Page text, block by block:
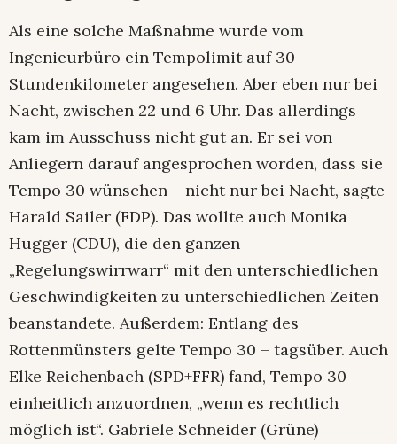
Als eine solche Maßnahme wurde vom
Ingenieurbüro ein Tempolimit auf 30
Stundenkilometer angesehen. Aber eben nur bei
Nacht, zwischen 22 und 6 Uhr. Das allerdings
kam im Ausschuss nicht gut an. Er sei von
Anliegern darauf angesprochen worden, dass sie
Tempo 30 wünschen – nicht nur bei Nacht, sagte
Harald Sailer (FDP). Das wollte auch Monika
Hugger (CDU), die den ganzen
„Regelungswirrwarr“ mit den unterschiedlichen
Geschwindigkeiten zu unterschiedlichen Zeiten
beanstandete. Außerdem: Entlang des
Rottenmünsters gelte Tempo 30 – tagsüber. Auch
Elke Reichenbach (SPD+FFR) fand, Tempo 30
einheitlich anzuordnen, „wenn es rechtlich
möglich ist“. Gabriele Schneider (Grüne)